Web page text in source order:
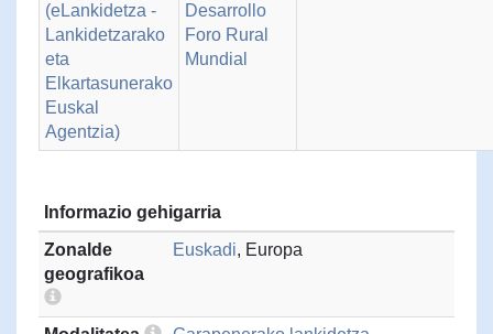
(eLankidetza -
Lankidetzarako
eta
Elkartasunerako
Euskal
Agentzia)
Desarrollo
Foro Rural
Mundial
Informazio gehigarria
Zonalde
geografikoa
Euskadi, Europa